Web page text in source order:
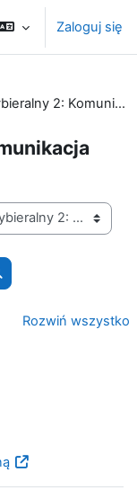
Zaloguj się
Przedmiot wybieralny 2: Komunikacja społeczna
kursy
Rozwiń wszystko